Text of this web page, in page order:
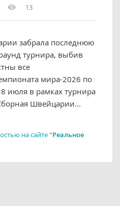
13
забрала последнюю
турнира, выбив
все
мира-2026 по
июля в рамках турнира
Швейцарии...
на сайте"Реальное